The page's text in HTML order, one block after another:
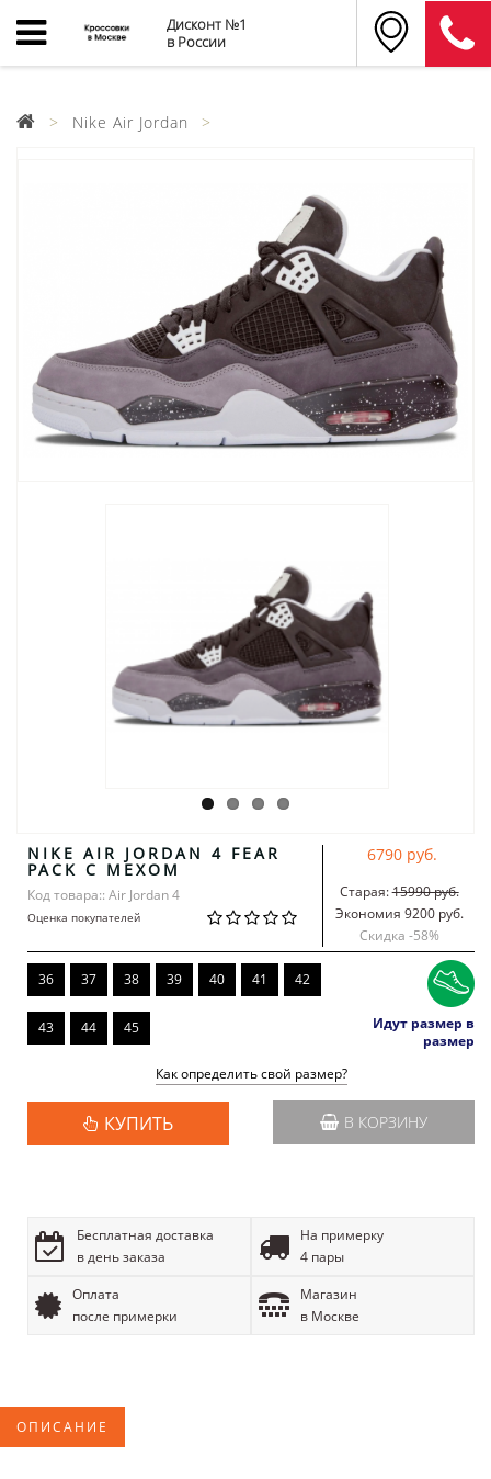
Дисконт №1
в России
Nike Air Jordan
NIKE AIR JORDAN 4 FEAR
PACK С МЕХОМ
Код товара:: Air Jordan 4
Оценка покупателей
6790 руб.
Старая:15990 руб.
Экономия 9200 руб.
Скидка -58%
36 37 38 39 40 41 42
43 44 45
Идут размер в
размер
Как определить свой размер?
КУПИТЬ В КОРЗИНУ
Бесплатная доставка
в день заказа
На примерку
4 пары
Оплата
после примерки
Магазин
в Москве
ОПИСАНИЕ